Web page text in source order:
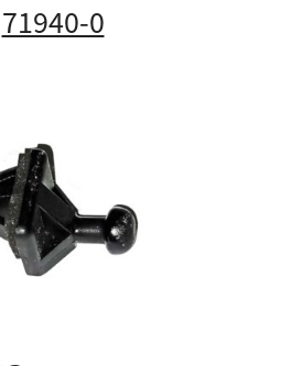
71940-0